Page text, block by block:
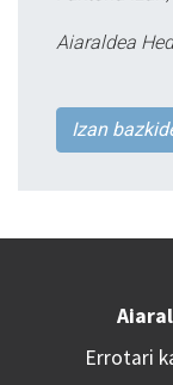
Aiaraldea
Izan
Errotari